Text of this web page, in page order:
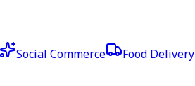
Social Commerce Food Delivery